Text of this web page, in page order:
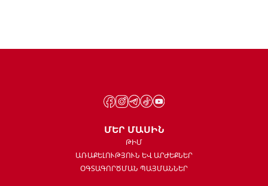
ՄԵՐ ՄԱՍԻՆ
ԹԻՄ
ԱՌԱՔԵԼՈՒԹՅՈՒՆ ԵՎ ԱՐԺԵՔՆԵՐ
ՕԳՏԱԳՈՐԾՄԱՆ ՊԱՅՄԱՆՆԵՐ